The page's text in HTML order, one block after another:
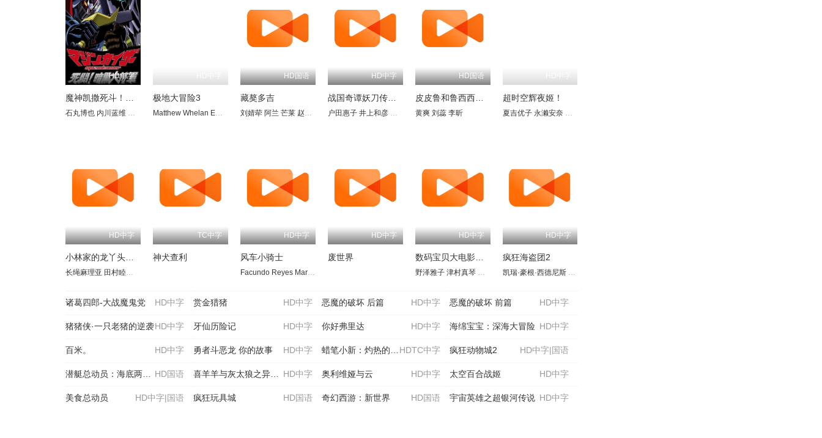
HD中字
魔神凯撒死斗！暗黑大将军
石丸博也 内川蓝维 相田早矢香 立木文彦 家中宏 斋贺光希 平松晶子 菊池志穗 梅津秀行 宇垣秀成 永野广一 中村大树 三宅健太 梁田清之 坂口候一 八奈见乘儿
极地大冒险3
Matthew Whelan Emma Jenkins Dermot Magennis 保罗·泰来克 Roger Gregg 艾琳·米森 Lucy Smith Harry Weld-Moore Justin Daniels Anene
藏獒多吉
刘婧荦 阿兰 芒莱 赵岭 周志强 王博 张遥函 赵晓明 张伟 李世荣 徐涛
HD中字
战国奇谭妖刀传剧场版
户田惠子 井上和彦 若本规夫 矢尾一树 盐泽兼人 渡部猛
HD国语
皮皮鲁和鲁西西之309暗室
黄爽 刘蕊 李昕
超时空辉夜姬！
夏吉优子 永濑安奈 早见沙织
HD中字
长绳麻理亚 田村睦心 杉浦栞 小野大辅 中村悠一
神犬查利
HD中字
风车小骑士
Facundo Reyes Marina Blanke
HD中字
废世界
HD中字
数码宝贝大电影五：冒险者的战斗
野泽雅子 津村真琴 山口真弓 今井由香 折笠富美子
HD中字
疯狂海盗团2
凯瑞·豪根·西德尼斯
HD中字
诸葛四郎-大战魔鬼党 HD中字
赏金猎猪 HD中字
恶魔的破坏 后篇 HD中字
恶魔的破坏 前篇
HD中字
猪猪侠·一只老猪的逆袭 HD中字
牙仙历险记 HD中字
你好弗里达 HD中字
海绵宝宝：深海大冒险
HD中字
百米。 HD中字
勇者斗恶龙 你的故事 HDTC中字
蜡笔小新：灼热的春日部舞者们 HD中字|国语
疯狂动物城2
HD国语
潜艇总动员：海底两万里 HD中字
喜羊羊与灰太狼之异国破晓 HD中字
奥利维娅与云 HD中字
太空百合战姬
HD中字|国语
美食总动员 HD国语
疯狂玩具城 HD国语
奇幻西游：新世界 HD中字
宇宙英雄之超银河传说